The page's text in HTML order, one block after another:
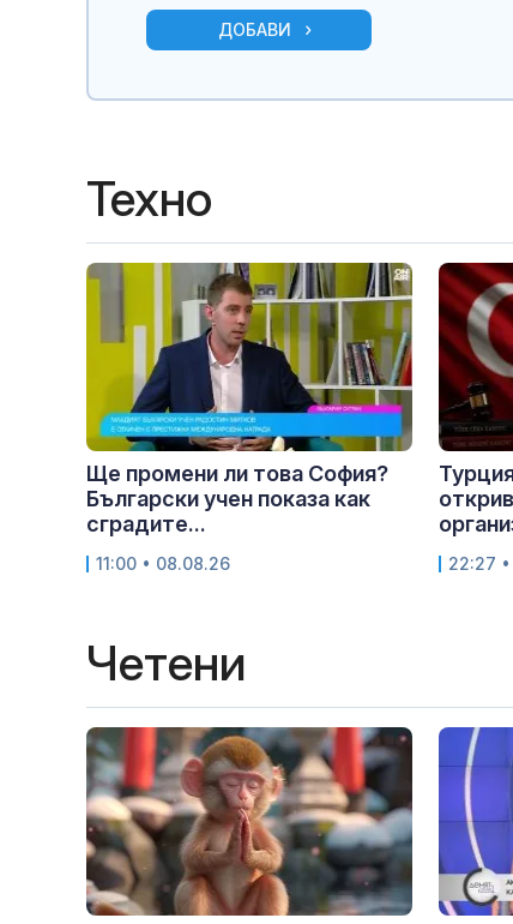
ДОБАВИ
Техно
Ще промени ли това София?
Български учен показа как
сградите...
11:00 • 08.08.26 22:27
Четени